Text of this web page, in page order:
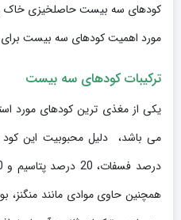
کودهای سه بیست حاصلخیزی خاک
مورد اهمیت کودهای سه بیست برای
ترکیبات کودهای سه بیست
یکی از مغذی ترین کودهای مورد
همچنین حاوی موادی مانند